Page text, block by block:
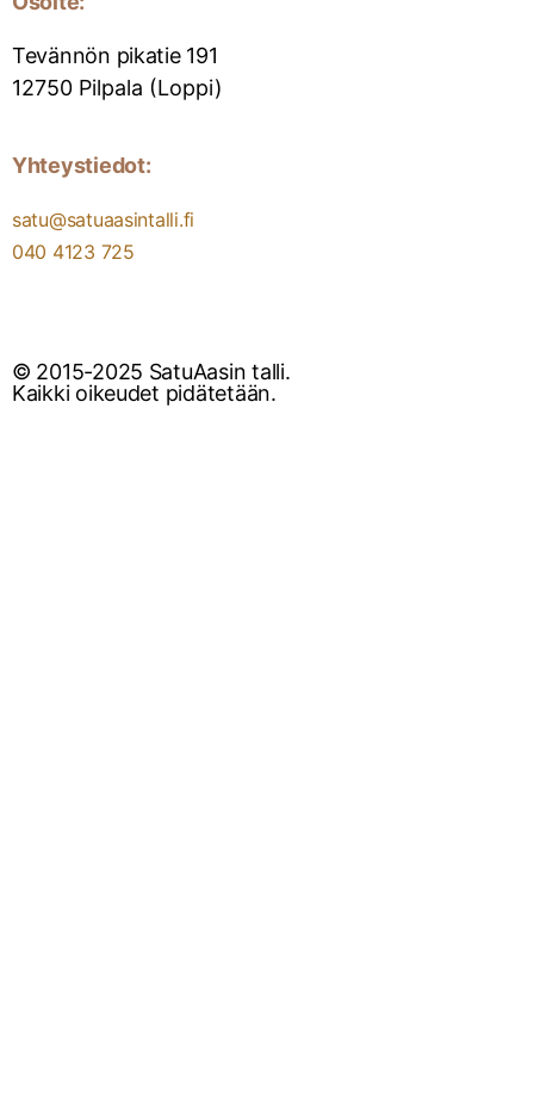
© 2015-2025 SatuAasin talli.
Kaikki oikeudet pidätetään.
Yhteystiedot:
satu@satuaasintalli.fi
040 4123 725
Tevännön pikatie 191
12750 Pilpala (Loppi)